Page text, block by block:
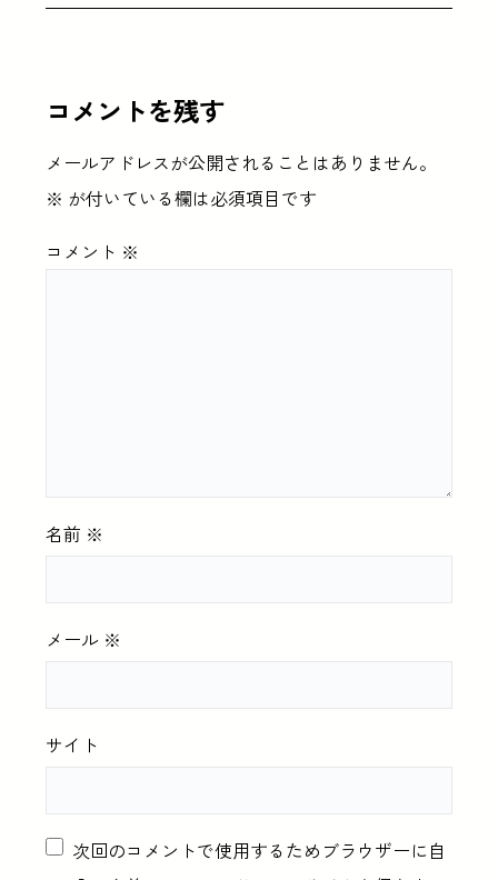
コメントを残す
メールアドレスが公開されることはありません。
※ が付いている欄は必須項目です
コメント ※
名前 ※
メール ※
サイト
次回のコメントで使用するためブラウザーに自